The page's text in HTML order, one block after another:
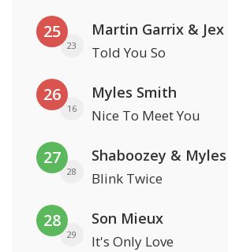
25
23
Martin Garrix & Jex
Told You So
26
16
Myles Smith
Nice To Meet You
27
28
Shaboozey &
Blink Twice
28
29
Son Mieux
It's Only Love